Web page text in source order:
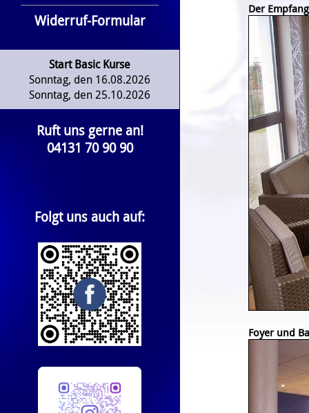
Widerruf-Formular
Start Basic Kurse
Sonntag, den 16.08.2026
Sonntag, den 25.10.2026
Ruft uns gerne an!
04131 70 90 90
Folgt uns auch auf:
Der Empfang
Foyer und